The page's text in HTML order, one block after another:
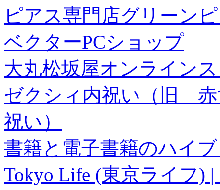
ピアス専門店グリーン
ベクターPCショップ
大丸松坂屋オンライン
ゼクシィ内祝い（旧 赤
祝い）
書籍と電子書籍のハイ
Tokyo Life (東京ライフ)